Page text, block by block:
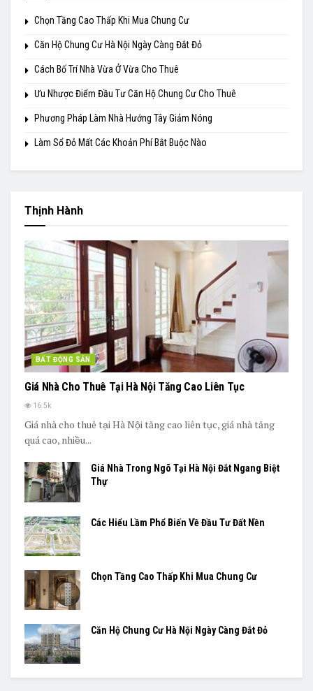
Chọn Tầng Cao Thấp Khi Mua Chung Cư
Căn Hộ Chung Cư Hà Nội Ngày Càng Đắt Đỏ
Cách Bố Trí Nhà Vừa Ở Vừa Cho Thuê
Ưu Nhược Điểm Đầu Tư Căn Hộ Chung Cư Cho Thuê
Phương Pháp Làm Nhà Hướng Tây Giảm Nóng
Làm Sổ Đỏ Mất Các Khoản Phí Bắt Buộc Nào
Thịnh Hành
BẤT ĐỘNG SẢN
Giá Nhà Cho Thuê Tại Hà Nội Tăng Cao Liên Tục
16.5k
Giá nhà cho thuê tại Hà Nội tăng cao liên tục, giá nhà tăng
quá cao, nhiều...
Giá Nhà Trong Ngõ Tại Hà Nội Đắt Ngang Biệt
Thự
Các Hiểu Lầm Phổ Biến Về Đầu Tư Đất Nền
Chọn Tầng Cao Thấp Khi Mua Chung Cư
Căn Hộ Chung Cư Hà Nội Ngày Càng Đắt Đỏ